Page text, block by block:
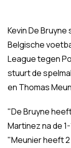
Kevin De
Belgische
League tegen
stuurt de
en Thomas
"De Bruyne
Martinez na de
"Meunier heeft